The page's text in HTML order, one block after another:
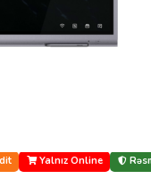
Yalnız Online